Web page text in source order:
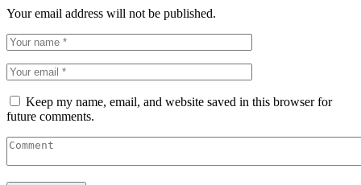
Your email address will not be published.
Keep my name, email, and website saved in this browser for
future comments.